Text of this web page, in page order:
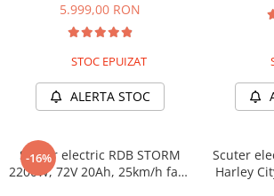
Baterii 48V
Baterii 60V
Cauciucuri
Controllere
Biciclete Electrice
⬇ TIPURI
max 50km, CIV Inclus,
Omologat RAR
5.999,00 RON
STOC EPUIZAT
ALERTA STOC
-16%
Scuter electric RDB STORM
2200W, 72V 20Ah, 25km/h fara
Scuter
Harley